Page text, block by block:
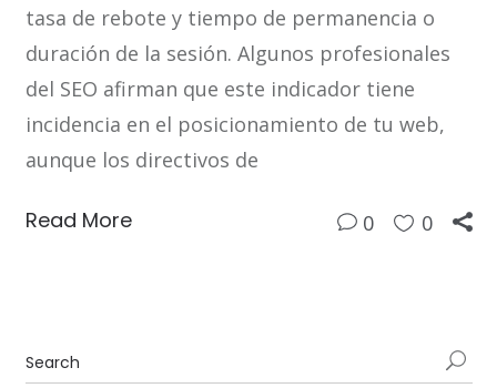
tasa de rebote y tiempo de permanencia o
duración de la sesión. Algunos profesionales
del SEO afirman que este indicador tiene
incidencia en el posicionamiento de tu web,
aunque los directivos de
Read More 0 0